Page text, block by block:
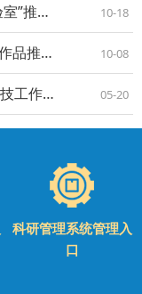
关于“2024年度陕西省高等学校重点实验室”推荐结果的公示 10-18
关于组织开展2024年全国优秀科普图书作品推荐工作的通知 10-08
关于开展2024年“全国科技周”暨“全国科技工作者日”活动的通知 05-20
科研管理系统管理入
口